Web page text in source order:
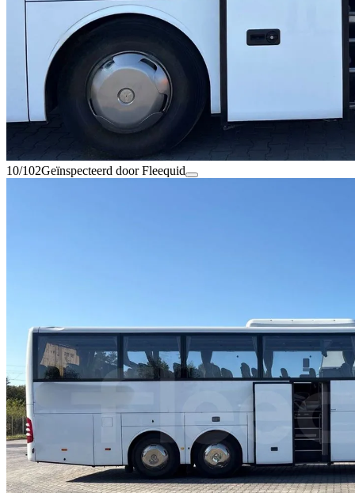
10/102Geïnspecteerd door Fleequid